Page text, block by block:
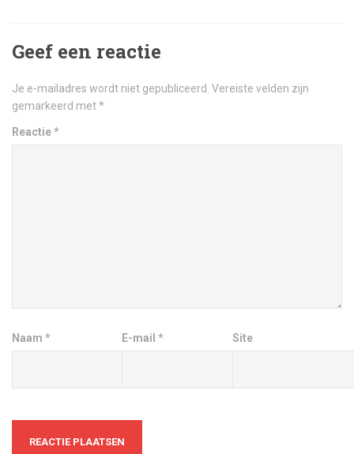
Geef een reactie
Je e-mailadres wordt niet gepubliceerd. Vereiste velden zijn
gemarkeerd met*
Reactie*
Naam * E-mail* Site